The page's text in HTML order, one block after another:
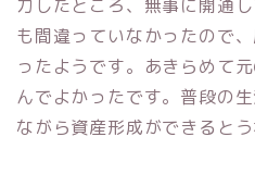
力したところ、無事に開通
も間違っていなかったので
ったようです。あきらめて
んでよかったです。普段の
ながら資産形成ができるとう